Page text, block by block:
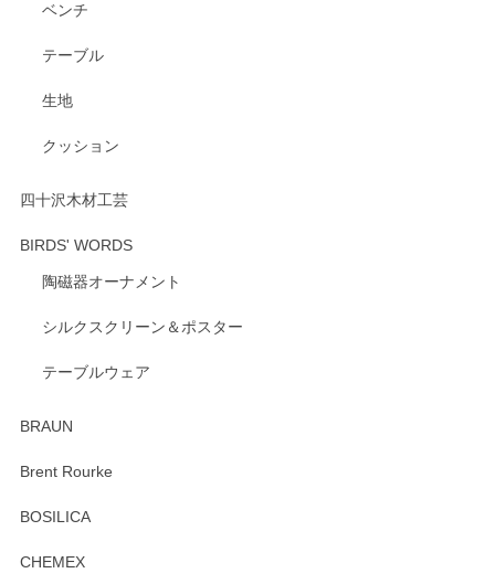
ベンチ
テーブル
生地
クッション
四十沢木材工芸
BIRDS' WORDS
陶磁器オーナメント
シルクスクリーン＆ポスター
テーブルウェア
BRAUN
Brent Rourke
BOSILICA
CHEMEX